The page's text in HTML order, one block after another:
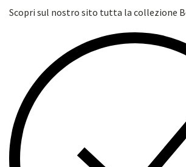
Scopri sul nostro sito tutta la collezione